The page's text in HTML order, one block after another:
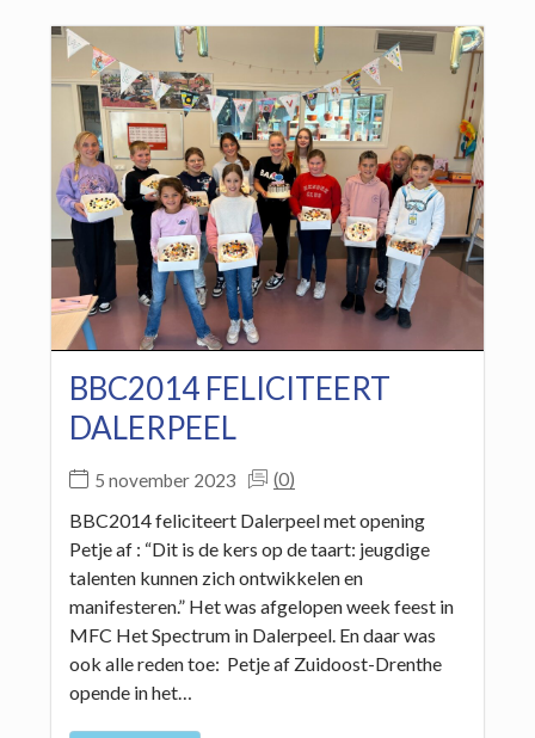
BBC2014 FELICITEERT
DALERPEEL
5 november 2023 (0)
BBC2014 feliciteert Dalerpeel met opening
Petje af : “Dit is de kers op de taart: jeugdige
talenten kunnen zich ontwikkelen en
manifesteren.” Het was afgelopen week feest in
MFC Het Spectrum in Dalerpeel. En daar was
ook alle reden toe: Petje af Zuidoost-Drenthe
opende in het…